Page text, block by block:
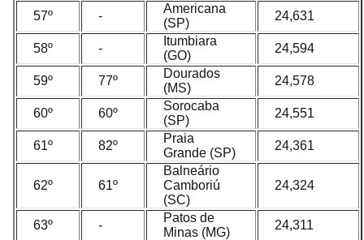
57º
-
Americana
(SP)
24,631
58º -
Itumbiara
(GO)
24,594
59º 77º
Dourados
(MS)
24,578
60º 60º
Sorocaba
(SP)
24,551
61º 82º
Praia
Grande (SP)
24,361
62º 61º
Balneário
Camboriú
(SC)
24,324
63º -
Patos de
Minas (MG)
24,311